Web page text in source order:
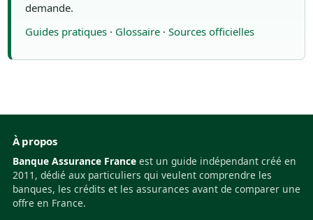
demande.
Guides pratiques· Glossaire· Sources officielles
À propos
Banque Assurance France est un guide indépendant créé en
2011, dédié aux particuliers qui veulent comprendre les
banques, les crédits et les assurances avant de comparer une
offre en France.